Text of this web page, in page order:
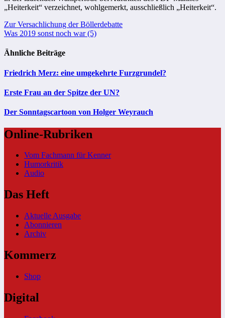
„Heiterkeit“ verzeichnet, wohlgemerkt, ausschließlich „Heiterkeit“.
Beitragsnavigation
Zur Versachlichung der Böllerdebatte
Was 2019 sonst noch war (5)
Ähnliche Beiträge
Friedrich Merz: eine umgekehrte Furzgrundel?
Erste Frau an der Spitze der UN?
Der Sonntagscartoon von Holger Weyrauch
Online-Rubriken
Vom Fachmann für Kenner
Humorkritik
Audio
Das Heft
Aktuelle Ausgabe
Abonnieren
Archiv
Kommerz
Shop
Digital